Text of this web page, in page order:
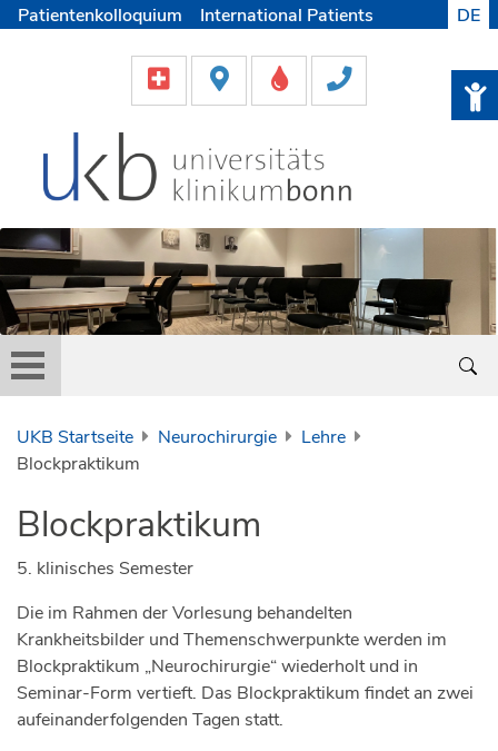
Patientenkolloquium
International Patients
Helfen & Spenden
Medien
DE
UKB Startseite Neurochirurgie
Lehre
Blockpraktikum
Blockpraktikum
5. klinisches Semester
Die im Rahmen der Vorlesung behandelten
Krankheitsbilder und Themenschwerpunkte werden im
Blockpraktikum „Neurochirurgie“ wiederholt und in
Seminar-Form vertieft. Das Blockpraktikum findet an zwei
aufeinanderfolgenden Tagen statt.